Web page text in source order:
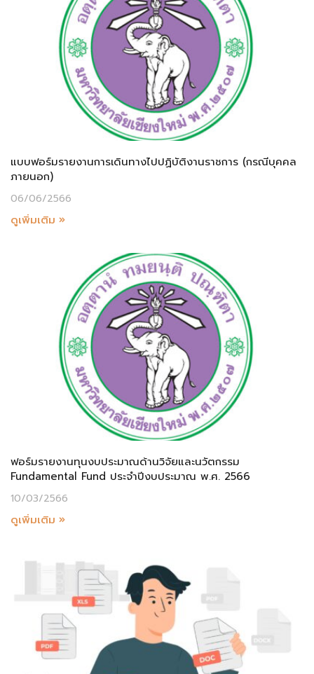
แบบฟอร์มรายงานการเดินทางไปปฏิบัติงานราชการ (กรณีบุคคล
ภายนอก)
06/06/2566
ดูเพิ่มเติม »
ฟอร์มรายงานทุนงบประมาณด้านวิจัยและนวัตกรรม
Fundamental Fund ประจำปีงบประมาณ พ.ศ. 2566
10/03/2566
ดูเพิ่มเติม »